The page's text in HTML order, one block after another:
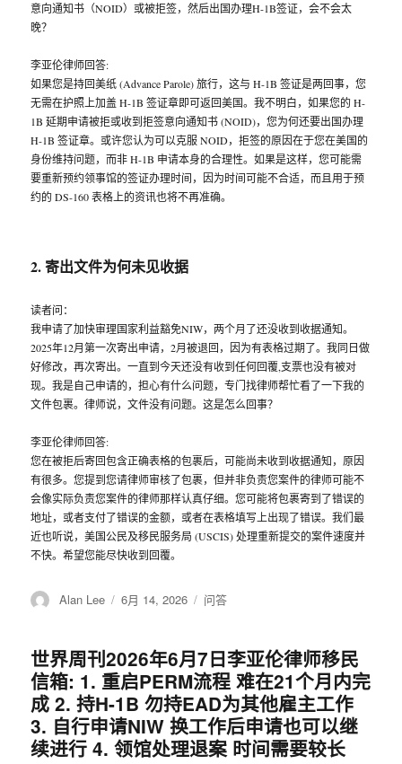
意向通知书（NOID）或被拒签，然后出国办理H-1B签证，会不会太
晚？
李亚伦律师回答:
如果您是持回美纸 (Advance Parole) 旅行，这与 H-1B 签证是两回事，您
无需在护照上加盖 H-1B 签证章即可返回美国。我不明白，如果您的 H-
1B 延期申请被拒或收到拒签意向通知书 (NOID)，您为何还要出国办理
H-1B 签证章。或许您认为可以克服 NOID，拒签的原因在于您在美国的
身份维持问题，而非 H-1B 申请本身的合理性。如果是这样，您可能需
要重新预约领事馆的签证办理时间，因为时间可能不合适，而且用于预
约的 DS-160 表格上的资讯也将不再准确。
2. 寄出文件为何未见收据
读者问：
我申请了加快审理国家利益豁免NIW，两个月了还没收到收据通知。
2025年12月第一次寄出申请，2月被退回，因为有表格过期了。我同日做
好修改，再次寄出。一直到今天还没有收到任何回覆,支票也没有被对
现。我是自己申请的，担心有什么问题，专门找律师帮忙看了一下我的
文件包裹。律师说，文件没有问题。这是怎么回事？
李亚伦律师回答:
您在被拒后寄回包含正确表格的包裹后，可能尚未收到收据通知，原因
有很多。您提到您请律师审核了包裹，但并非负责您案件的律师可能不
会像实际负责您案件的律师那样认真仔细。您可能将包裹寄到了错误的
地址，或者支付了错误的金额，或者在表格填写上出现了错误。我们最
近也听说，美国公民及移民服务局 (USCIS) 处理重新提交的案件速度并
不快。希望您能尽快收到回覆。
作
Alan Lee
发
6月 14, 2026
分
问答
世界周刊2026年6月7日李亚伦律师移民
信箱: 1. 重启PERM流程 难在21个月内完
成 2. 持H-1B 勿持EAD为其他雇主工作
3. 自行申请NIW 换工作后申请也可以继
续进行 4. 领馆处理退案 时间需要较长